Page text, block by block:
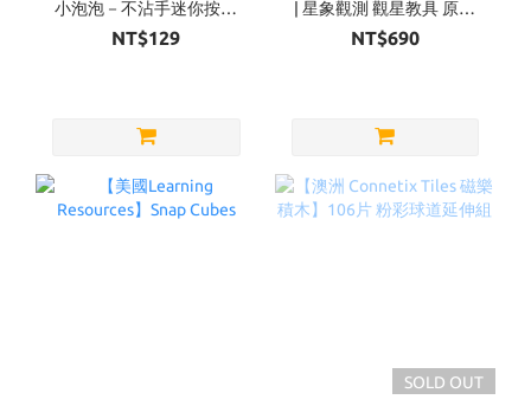
小泡泡－不沾手迷你按壓
泡泡（四款可選）
NT$129
| 星象觀測 觀星教具 原木
款
NT$690
SOLD OUT